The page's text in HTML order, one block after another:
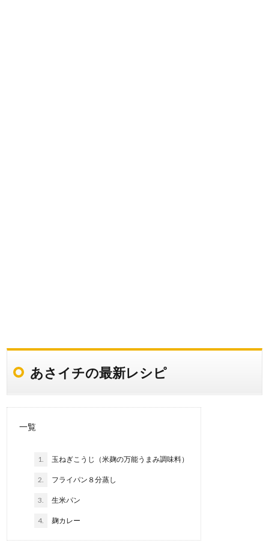
あさイチの最新レシピ
一覧
1. 玉ねぎこうじ（米麹の万能うまみ調味料）
2. フライパン８分蒸し
3. 生米パン
4. 麹カレー